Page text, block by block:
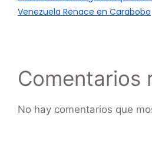
Venezuela Renace en Carabobo
Comentarios
No hay comentarios que